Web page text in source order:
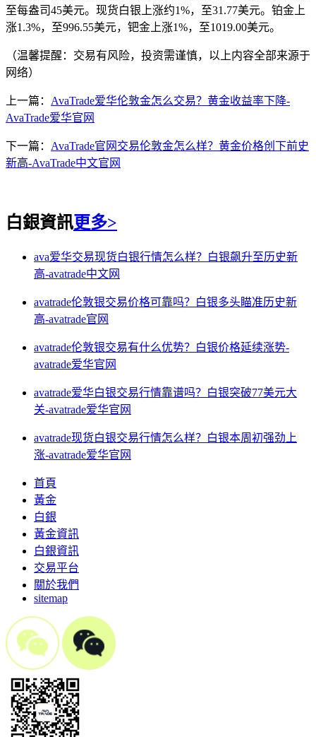
至每盎司45美元。现货白银上涨约1%，至31.77美元。铂金上
涨1.3%，至996.55美元，钯金上涨1%，至1019.00美元。
（温馨提醒：交易有风险，投资需谨慎，以上内容全部来源于
网络）
上一篇： AvaTrade爱华伦敦金怎么交易？黄金收益率下降-
AvaTrade爱华官网
下一篇： AvaTrade官网交易伦敦金怎么样？黄金价格创下前史
新高-AvaTrade中文官网
白銀資訊更多>
ava爱华交易现货白银行情怎么样？白银飙升至历史新
高-avatrade中文网
avatrade伦敦银交易价格可靠吗？白银多头瞄准历史新
高-avatrade官网
avatrade伦敦银交易有什么优势？白银价格延续涨势-
avatrade爱华官网
avatrade爱华白银交易行情靠谱吗？白银突破77美元大
关-avatrade爱华官网
avatrade现货白银交易行情怎么样？白银本周初强劲上
涨-avatrade爱华官网
首頁
黃金
白銀
黃金資訊
白銀資訊
交易平台
關於我們
sitemap